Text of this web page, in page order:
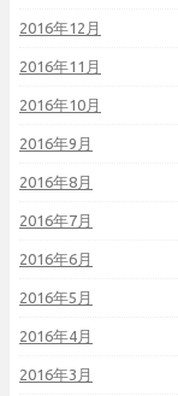
2016年12月
2016年11月
2016年10月
2016年9月
2016年8月
2016年7月
2016年6月
2016年5月
2016年4月
2016年3月